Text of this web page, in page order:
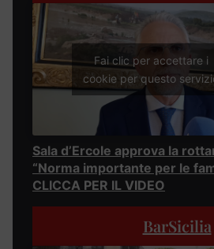
Fai clic per accettare i
cookie per questo
Sala d’Ercole approva la
“Norma importante per le
CLICCA PER IL VIDEO
BarSicilia